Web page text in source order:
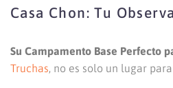
Casa Chon: Tu
Su Campamento Base Perfecto
Truchas, no es solo un lugar